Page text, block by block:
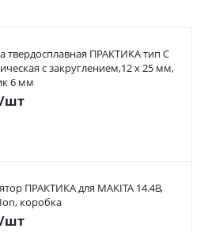
твердосплавная ПРАКТИКА тип C
с закруглением,12 х 25 мм,
6 мм
/шт
ПРАКТИКА для MAKITA 14.4В,
Li-Ion, коробка
/шт